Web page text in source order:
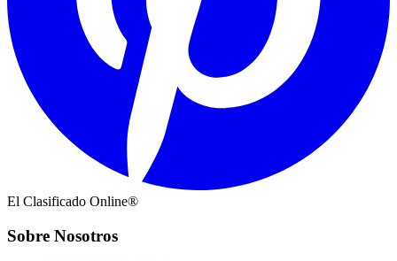
El Clasificado Online®
Sobre Nosotros